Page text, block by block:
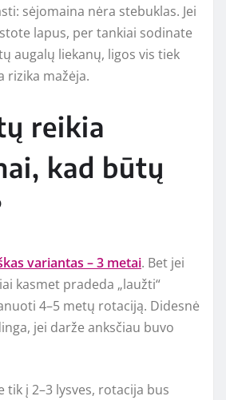
sėjomaina nėra stebuklas. Jei
lapus, per tankiai sodinate
augalų liekanų, ligos vis tiek
rizika mažėja.
reikia
kad būtų
variantas – 3 metai. Bet jei
kasmet pradeda „laužti“
4–5 metų rotaciją. Didesnė
jei darže anksčiau buvo
tik į 2–3 lysves, rotacija bus